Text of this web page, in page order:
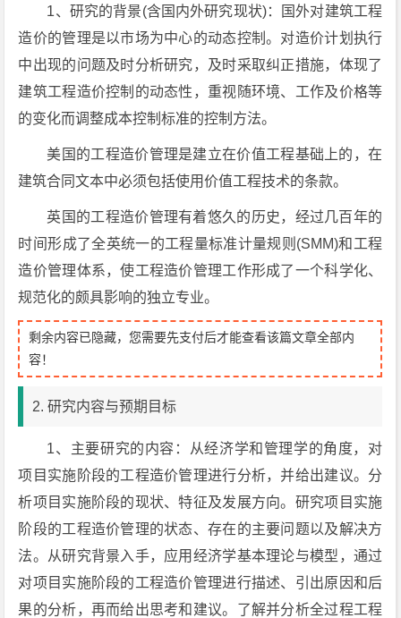
1、研究的背景(含国内外研究现状)：国外对建筑工程
造价的管理是以市场为中心的动态控制。对造价计划执行
中出现的问题及时分析研究，及时采取纠正措施，体现了
建筑工程造价控制的动态性，重视随环境、工作及价格等
的变化而调整成本控制标准的控制方法。
美国的工程造价管理是建立在价值工程基础上的，在
建筑合同文本中必须包括使用价值工程技术的条款。
英国的工程造价管理有着悠久的历史，经过几百年的
时间形成了全英统一的工程量标准计量规则(SMM)和工程
造价管理体系，使工程造价管理工作形成了一个科学化、
规范化的颇具影响的独立专业。
剩余内容已隐藏，您需要先支付后才能查看该篇文章全部内
容！
2. 研究内容与预期目标
1、主要研究的内容：从经济学和管理学的角度，对
项目实施阶段的工程造价管理进行分析，并给出建议。分
析项目实施阶段的现状、特征及发展方向。研究项目实施
阶段的工程造价管理的状态、存在的主要问题以及解决方
法。从研究背景入手，应用经济学基本理论与模型，通过
对项目实施阶段的工程造价管理进行描述、引出原因和后
果的分析，再而给出思考和建议。了解并分析全过程工程